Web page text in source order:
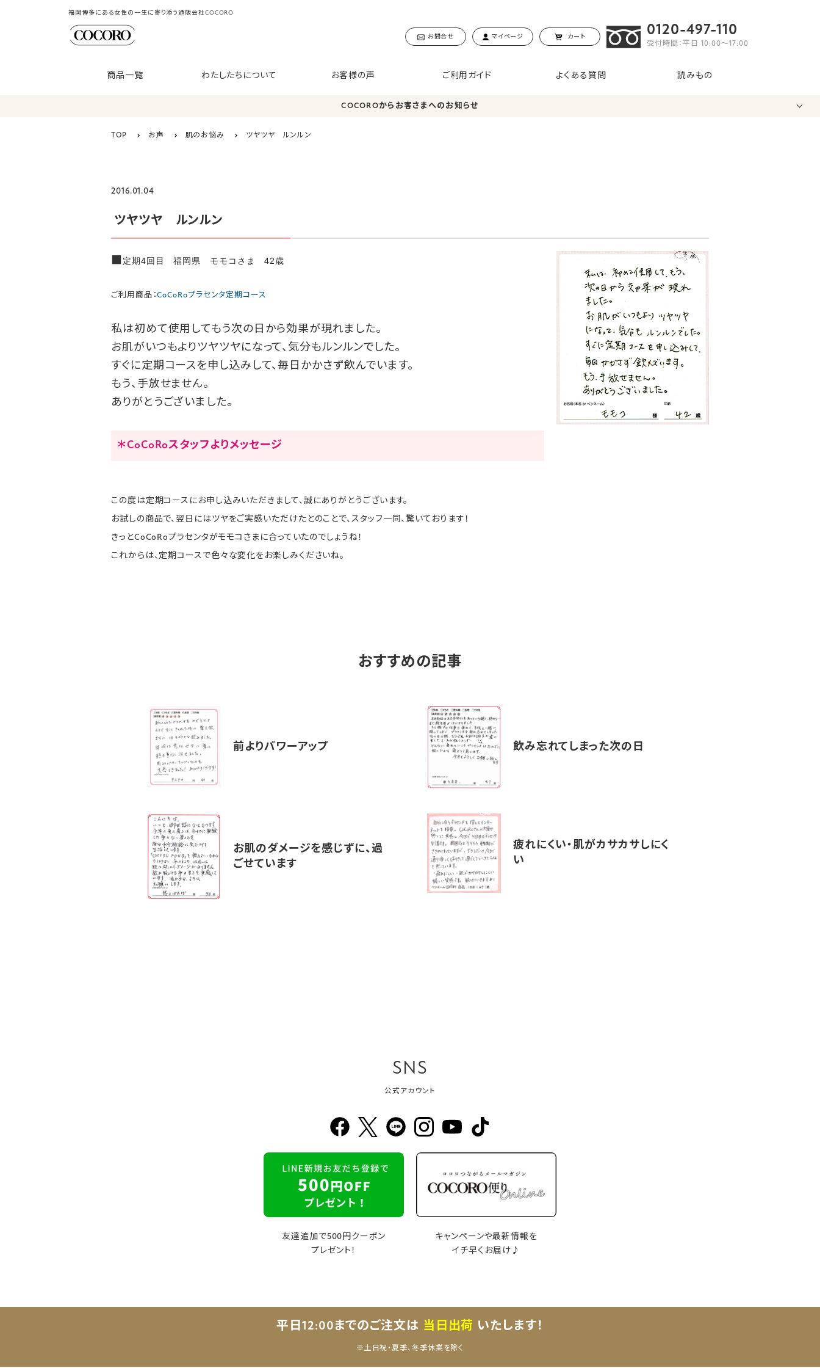
福岡博多にある女性の一生に寄り添う通販会社COCORO
お問合せ マイページ カート 0120-497-110
受付時間：平日 10:00〜17:00
商品一覧 わたしたちについて お客様の声 ご利用ガイド よくある質問 読みもの
COCOROからお客さまへのお知らせ
TOP お声 肌のお悩み ツヤツヤ ルンルン
2016.01.04
ツヤツヤ ルンルン
■定期4回目 福岡県 モモコさま 42歳
ご利用商品：CoCoRoプラセンタ定期コース
私は初めて使用してもう次の日から効果が現れました。
お肌がいつもよりツヤツヤになって、気分もルンルンでした。
すぐに定期コースを申し込みして、毎日かかさず飲んでいます。
もう、手放せません。
ありがとうございました。
＊CoCoRoスタッフよりメッセージ
この度は定期コースにお申し込みいただきまして、誠にありがとうございます。
お試しの商品で、翌日にはツヤをご実感いただけたとのことで、スタッフ一同、驚いております！
きっとCoCoRoプラセンタがモモコさまに合っていたのでしょうね！
これからは、定期コースで色々な変化をお楽しみくださいね。
おすすめの記事
前よりパワーアップ 飲み忘れてしまった次の日
お肌のダメージを感じずに、過
ごせています
疲れにくい・肌がカサカサしにく
い
SNS
公式アカウント
友達追加で500円クーポン
プレゼント！
キャンペーンや最新情報を
イチ早くお届け♪
平日12:00までのご注文は 当日出荷 いたします！
※土日祝・夏季、冬季休業を除く